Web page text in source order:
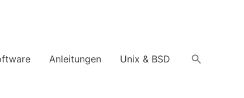
Anleitungen Unix & BSD Suchen